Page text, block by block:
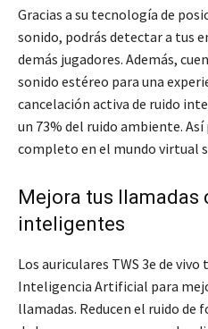
Gracias a su tecnología de
sonido, podrás detectar a tus
demás jugadores. Además,
sonido estéreo para una
cancelación activa de ruido
un 73% del ruido ambiente.
completo en el mundo virtual
Mejora tus llamadas
inteligentes
Los auriculares TWS 3e de
Inteligencia Artificial para
llamadas. Reducen el ruido de